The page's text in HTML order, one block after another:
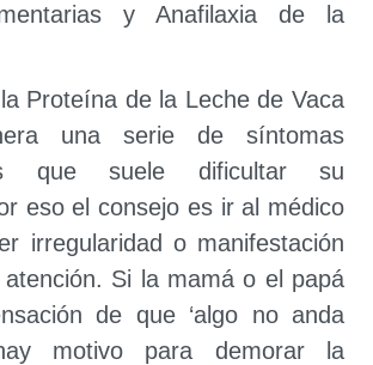
y Anafilaxia de la
Proteína de la Leche de Vaca
una serie de síntomas
que suele dificultar su
eso el consejo es ir al médico
irregularidad o manifestación
Si la mamá o el papá
de que ‘algo no anda
motivo para demorar la